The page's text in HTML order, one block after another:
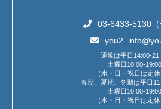
03-6433-5130（
通常は平日14:00-
土曜日10:00-19:00
（水・日・祝日は定休
春期、夏期、冬期は平日
土曜日10:00-19:00
（水・日・祝日は定休